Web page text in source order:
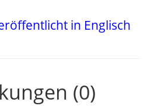
in Englisch
(0)